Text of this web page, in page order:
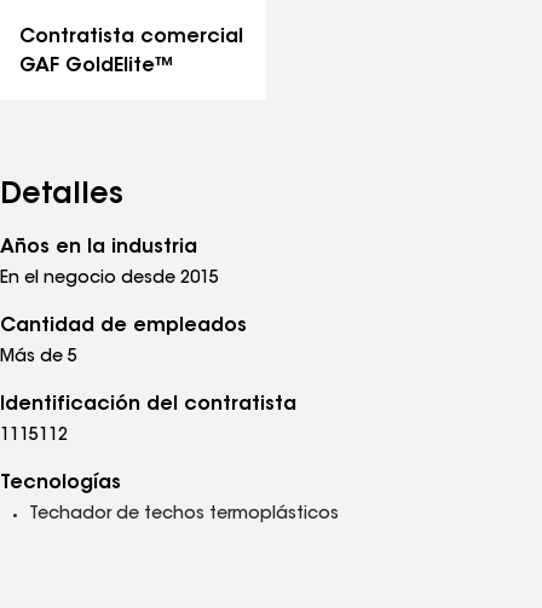
Contratista comercial
GAF GoldElite™
Detalles
Años en la industria
En el negocio desde 2015
Cantidad de empleados
Más de 5
Identificación del contratista
1115112
Tecnologías
Techador de techos termoplásticos